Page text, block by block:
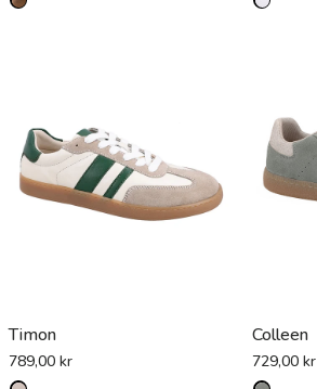
Timon
789,00 kr
Colleen
729,00 kr